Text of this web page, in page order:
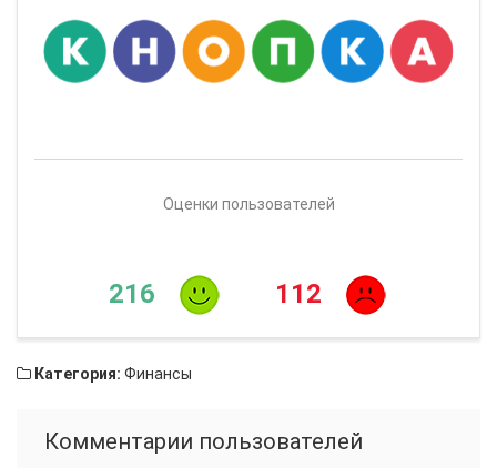
Оценки пользователей
216 112
Категория: Финансы
Комментарии пользователей